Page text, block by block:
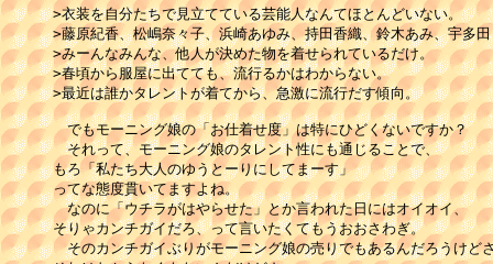
>衣装を自分たちで見立てている芸能人なんてほとんどいない。
>藤原紀香、松嶋奈々子、浜崎あゆみ、持田香織、鈴木あみ、宇多
>みーんなみんな、他人が決めた物を着せられているだけ。
>春頃から服屋に出てても、流行るかはわからない。
>最近は誰かタレントが着てから、急激に流行だす傾向。
でもモーニング娘の「お仕着せ度」は特にひどくないですか？
それって、モーニング娘のタレント性にも通じることで、
もろ「私たち大人のゆうとーりにしてまーす」
ってな態度貫いてますよね。
なのに「ウチラがはやらせた」とか言われた日にはオイオイ、
そりゃカンチガイだろ、って言いたくてもうおおさわぎ。
そのカンチガイぶりがモーニング娘の売りでもあるんだろうけど